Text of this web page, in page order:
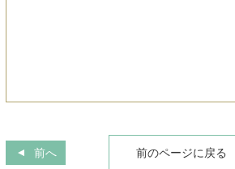
前へ 前のページに戻る